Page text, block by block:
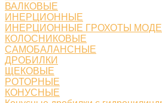
ВАЛКОВЫЕ
ИНЕРЦИОННЫЕ
ИНЕРЦИОННЫЕ ГРОХОТЫ
КОЛОСНИКОВЫЕ
САМОБАЛАНСНЫЕ
ДРОБИЛКИ
ЩЕКОВЫЕ
РОТОРНЫЕ
КОНУСНЫЕ